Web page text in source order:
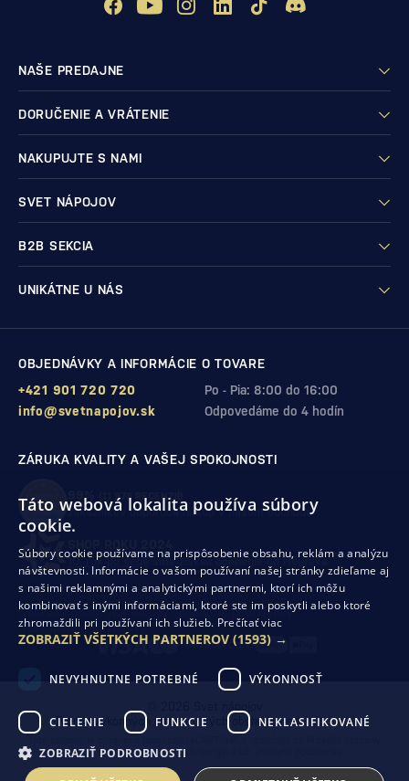
NAŠE PREDAJNE
DORUČENIE A VRÁTENIE
NAKUPUJTE S NAMI
SVET NÁPOJOV
B2B SEKCIA
UNIKÁTNE U NÁS
OBJEDNÁVKY A INFORMÁCIE O TOVARE
Po - Pia: 8:00 do 16:00
+421 901 720 720
Odpovedáme do 4 hodín
info@svetnapojov.sk
ZÁRUKA KVALITY A VAŠEJ SPOKOJNOSTI
99% (11 978 RECENZIÍ)
zákazníkov odporúča nákup v našom obchode
10. rok po sebesme získali ocenenie od Heureka
Ochrana osobných údajovObchodné podmienky
Odstúpenie od zmluvy
Tvorba výkonných internetových obchodov odRIESENIA
osobných údajovspoločnosti Google a ich
Táto webová lokalita používa súbory
cookie.
Súbory cookie používame na prispôsobenie obsahu, reklám a analýzu
návštevnosti. Informácie o vašom používaní našej stránky zdieľame aj
s našimi reklamnými a analytickými partnermi, ktorí ich môžu
kombinovať s inými informáciami, ktoré ste im poskytli alebo ktoré
zhromaždili pri používaní ich služieb. Prečítať viac
ZOBRAZIŤ VŠETKÝCH PARTNEROV (1593) →
NEVYHNUTNE POTREBNÉ VÝKONNOSŤ
CIELENIE FUNKCIE NEKLASIFIKOVANÉ
ZOBRAZIŤ PODROBNOSTI